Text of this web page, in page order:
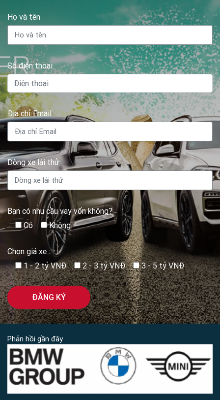
Họ và tên
Số điện thoại
Địa chỉ Email
Dòng xe lái thử
Bạn có nhu cầu vay vốn không?
Có
Không
Chọn giá xe :
1 - 2 tỷ VNĐ
2 - 3 tỷ VNĐ 3 - 5 tỷ VNĐ
Phản hồi gần đây